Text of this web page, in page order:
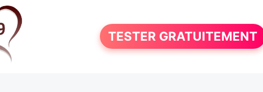
TESTER GRATUITEMENT